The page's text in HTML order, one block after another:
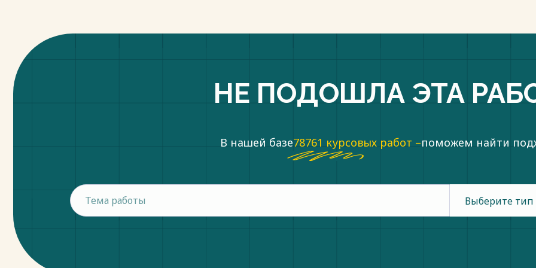
В таблице 2 представлены основные виды капитала, сгруппированные в
зависимости от определенных признаков [5].НЕ ПОДОШЛА ЭТА
В нашей базе78761 курсовых работ –поможем найти
Выберите тип